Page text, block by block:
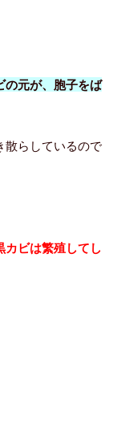
の元が、胞子をば
散らしているので
カビは繁殖してし